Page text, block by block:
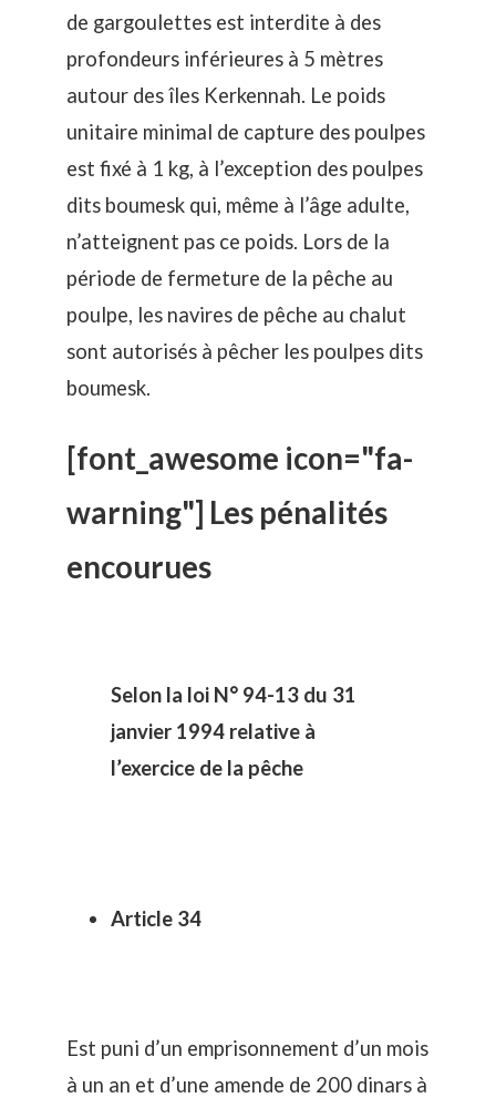
de gargoulettes est interdite à des
profondeurs inférieures à 5 mètres
autour des îles Kerkennah. Le poids
unitaire minimal de capture des poulpes
est fixé à 1 kg, à l’exception des poulpes
dits boumesk qui, même à l’âge adulte,
n’atteignent pas ce poids. Lors de la
période de fermeture de la pêche au
poulpe, les navires de pêche au chalut
sont autorisés à pêcher les poulpes dits
boumesk.
[font_awesome icon="fa-
warning"] Les pénalités
encourues
Selon la loi N° 94-13 du 31
janvier 1994 relative à
l’exercice de la pêche
Article 34
Est puni d’un emprisonnement d’un mois
à un an et d’une amende de 200 dinars à